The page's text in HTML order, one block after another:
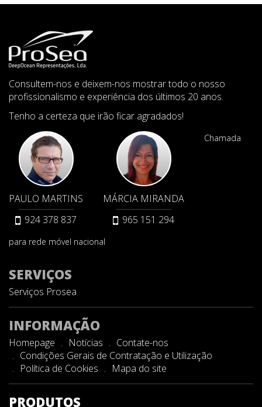
Consultem-nos e deixem-nos mostrar todo o nosso
profissionalismo e experiência dos últimos 20 anos.
Tenho a certeza que irão ficar agradados!
PAULO MARTINS
924 378 837
MÁRCIA MIRANDA
965 151 294
Chamada
para rede móvel nacional
SERVIÇOS
Serviços Prosea
INFORMAÇÃO
Homepage Notícias
Contate-nos
Condições Gerais de Contratação e Utilização
Política de Cookies
Mapa do site
PRODUTOS